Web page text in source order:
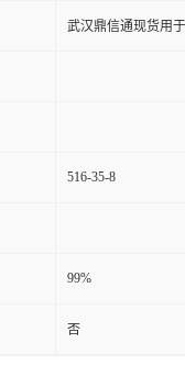
武汉鼎信通现货用
516-35-8
99%
否